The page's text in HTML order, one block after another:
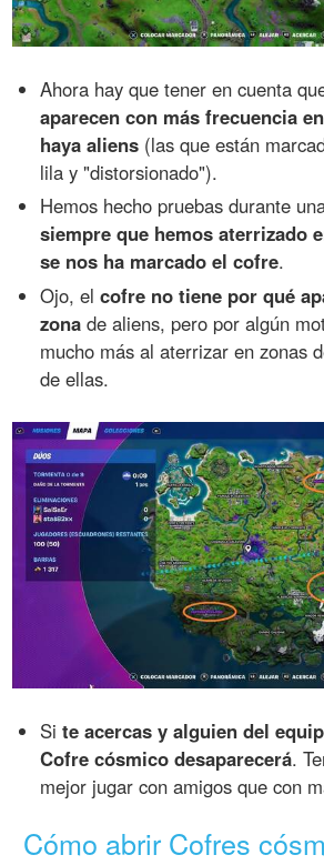
Ahora hay que tener en cuenta
aparecen con más frecuencia
haya aliens (las que están
lila y "distorsionado").
Hemos hecho pruebas durante
siempre que hemos aterrizado
se nos ha marcado el cofre.
Ojo, elcofre no tiene por qué
zona de aliens, pero por algún
mucho más al aterrizar en zonas
de ellas.
Site acercas y alguien del
Cofre cósmico desaparecerá.
mejor jugar con amigos que con
Cómo abrir Cofres